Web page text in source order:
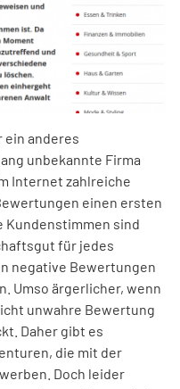
ein anderes
unbekannte Firma
Internet zahlreiche
einen ersten
Kundenstimmen sind
für jedes
negative Bewertungen
Umso ärgerlicher, wenn
unwahre Bewertung
Daher gibt es
die mit der
Doch leider